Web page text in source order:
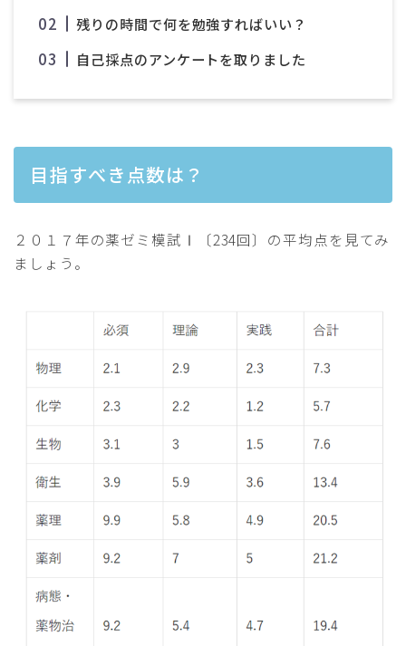
残りの時間で何を勉強すればいい？
自己採点のアンケートを取りました
目指すべき点数は？
２０１７年の薬ゼミ模試Ⅰ〔234回〕の平均点を見てみ
ましょう。